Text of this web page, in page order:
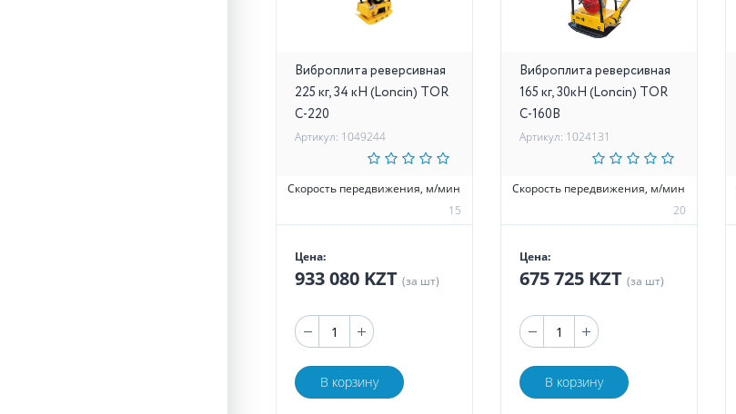
Виброплита реверсивная
225 кг, 34 кН (Loncin) TOR
C-220
Артикул: 1049244
Скорость передвижения, м/мин
15
Цена:
933 080 KZT (за шт)
В корзину
Виброплита реверсивная
165 кг, 30кН (Loncin) TOR
C-160B
Артикул: 1024131
Скорость передвижения, м/мин
20
Цена:
675 725 KZT (за шт)
В корзину